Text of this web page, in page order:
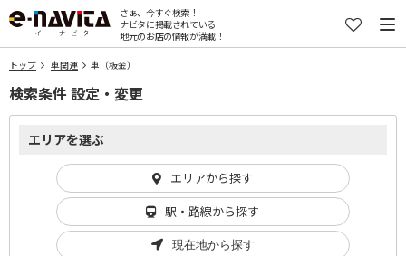
さぁ、今すぐ検索！
ナビタに掲載されている
地元のお店の情報が満載！
トップ 車関連 車（板金）
検索条件 設定・変更
エリアを選ぶ
エリアから探す
駅・路線から探す
現在地から探す